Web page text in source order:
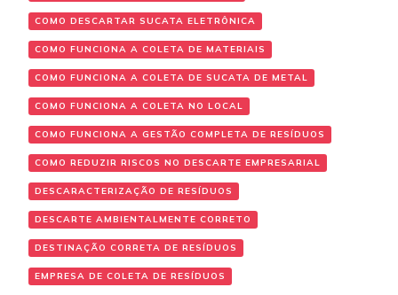
COMO DESCARTAR SUCATA ELETRÔNICA
COMO FUNCIONA A COLETA DE MATERIAIS
COMO FUNCIONA A COLETA DE SUCATA DE METAL
COMO FUNCIONA A COLETA NO LOCAL
COMO FUNCIONA A GESTÃO COMPLETA DE RESÍDUOS
COMO REDUZIR RISCOS NO DESCARTE EMPRESARIAL
DESCARACTERIZAÇÃO DE RESÍDUOS
DESCARTE AMBIENTALMENTE CORRETO
DESTINAÇÃO CORRETA DE RESÍDUOS
EMPRESA DE COLETA DE RESÍDUOS